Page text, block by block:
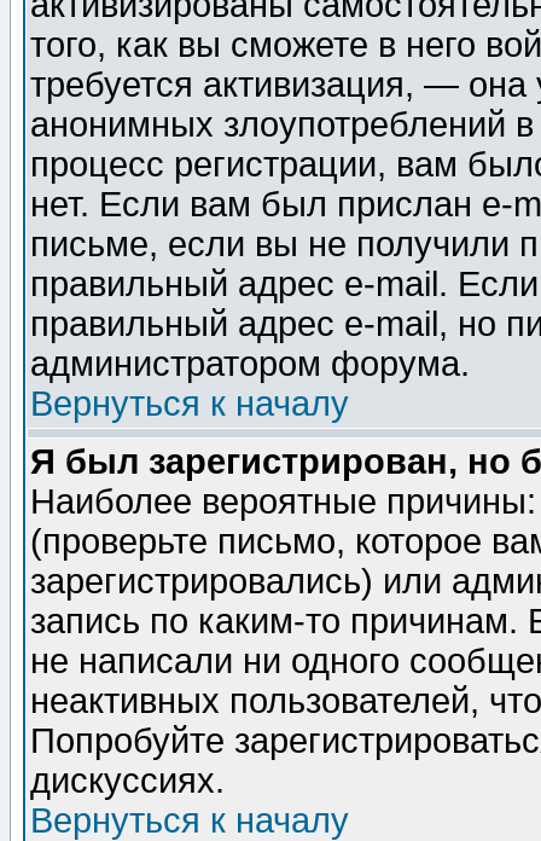
того, как вы сможете в него
требуется активизация, —
анонимных злоупотреблений
процесс регистрации, вам
нет. Если вам был прислан e-
письме, если вы не получили
правильный адрес e-mail.
правильный адрес e-mail, но
администратором форума.
Вернуться к началу
Я был зарегистрирован, но
Наиболее вероятные
(проверьте письмо, которое
зарегистрировались) или
запись по каким-то
не написали ни одного
неактивных пользователей,
Попробуйте
дискуссиях.
Вернуться к началу